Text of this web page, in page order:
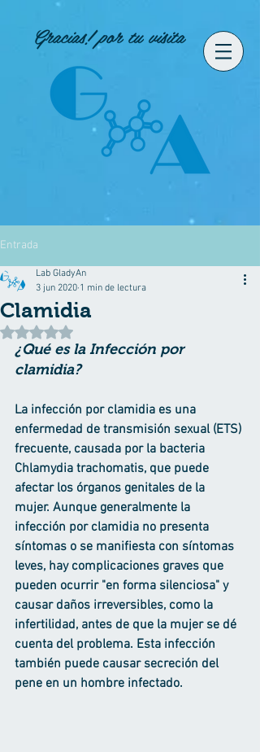
Gracias! por tu visita
Entrada
Clamidia
Lab GladyAn
3 jun 2020 1 min de lectura
Obtuvo NaN de 5 estrellas.
¿Qué es la Infección por
clamidia?
La infección por clamidia es una
enfermedad de transmisión sexual (ETS)
frecuente, causada por la bacteria
Chlamydia trachomatis, que puede
afectar los órganos genitales de la
mujer. Aunque generalmente la
infección por clamidia no presenta
síntomas o se manifiesta con síntomas
leves, hay complicaciones graves que
pueden ocurrir "en forma silenciosa" y
causar daños irreversibles, como la
infertilidad, antes de que la mujer se dé
cuenta del problema. Esta infección
también puede causar secreción del
pene en un hombre infectado.